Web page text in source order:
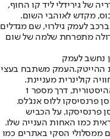
של גירידלי ליד קו החוף,
לעמק גילרוי, שם מגדלים
מתפרחת שלמה של שום
נחשב לעמק
ההייטק.העמק משתבח בעצי
קולינרית מעניינת.
וכמובן, אסור לשכוח בכיוון דרום את הדרך ההיסטורית, דרך מספר 1
פרנסיסקו ללוס אנג'לס.
מסן פרנסיסקו, על הכביש
נראית כמו האחות הענייה שלו.
ממסלולי הסקי באתרים כמו